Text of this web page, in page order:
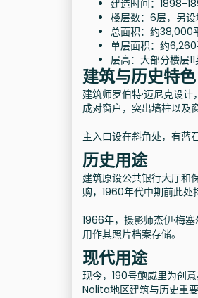
建造时间：1898-
楼层数：6层，另
总面积：约38,000
单层面积：约
层高：大部分楼层
建筑与历史特色
建筑师罗伯特·迈尼克设
成对窗户，突出墙柱以及
主入口设在斜角处，有蓝
历史用途
建筑原设公共银行大厅和
购，1960年代中期前此处
1966年，摄影师杰伊·梅
用作其照片档案存储。
现代用途
现今，190号鲍威里为创
Nolita地区建筑与历史重要